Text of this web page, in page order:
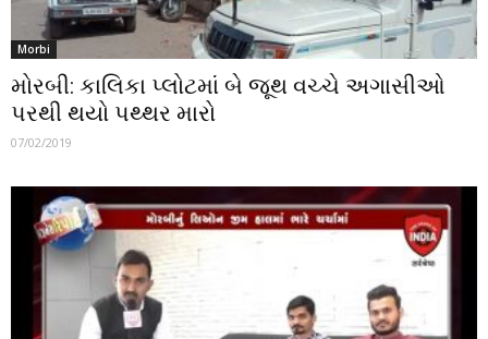
Morbi
મોરબી: કાલિકા પ્લોટમાં બે જૂથ વચ્ચે અગાસીઓ
પરથી થયો પથ્થર મારો
07/02/2019